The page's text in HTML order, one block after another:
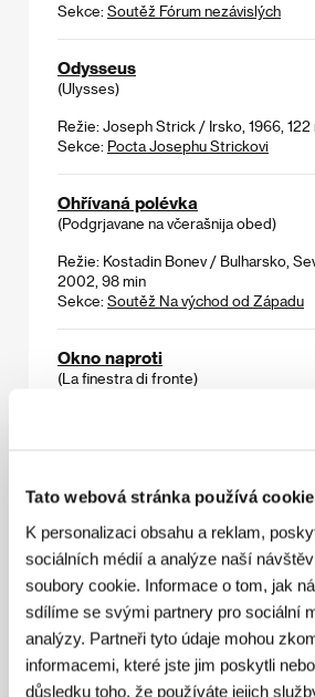
Tato webová stránka používá
K personalizaci obsahu a reklam,
sociálních médií a analýze naší
soubory cookie. Informace o tom, jak
sdílíme se svými partnery pro sociální
analýzy. Partneři tyto údaje mohou
informacemi, které jste jim poskytli
důsledku toho, že používáte jejich
Sekce: Soutěž Fórum nezávislých
Odysseus
(Ulysses)
Režie: Joseph Strick / Irsko, 1966, 122
Sekce: Pocta Josephu Strickovi
Ohřívaná polévka
(Podgrjavane na včerašnija obed)
Režie: Kostadin Bonev / Bulharsko,
2002, 98 min
Sekce: Soutěž Na východ od Západu
Okno naproti
(La finestra di fronte)
Režie: Ferzan Ozpetek / Itálie, Velká
(Do Amor)
Režie: Gisela Callas / Brazílie, 2001, 11
Sekce:Soutěž Fórum nezávislých
Opera v obývacím pokoji
(The Man with an Opera House in His